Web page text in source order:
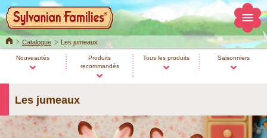
HomeCatalogue Les jumeaux
Nouveautés
Produits
recommandés
Tous les produits Saisonniers
Les jumeaux